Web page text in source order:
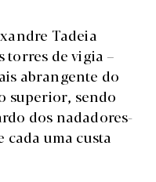
Tadeia
torres de vigia –
abrangente do
superior, sendo
dos nadadores-
cada uma custa